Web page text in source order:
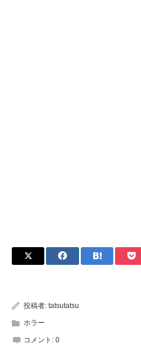
投稿者: tatsutatsu
ホラー
コメント: 0